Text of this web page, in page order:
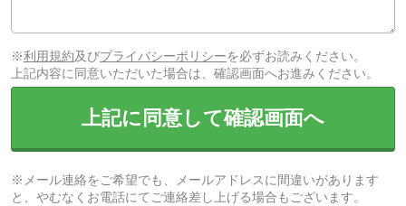
※利用規約及びプライバシーポリシーを必ずお読みください。
上記内容に同意いただいた場合は、確認画面へお進みください。
上記に同意して確認画面へ
※メール連絡をご希望でも、メールアドレスに間違いがあります
と、やむなくお電話にてご連絡差し上げる場合もございます。